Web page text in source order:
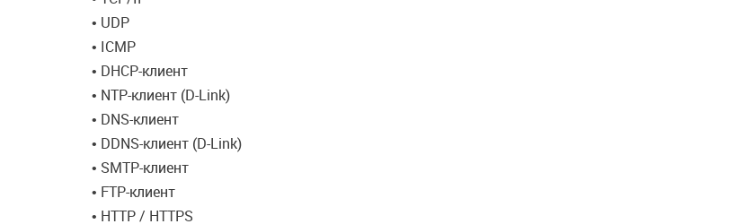
• UDP
• ICMP
• DHCP-клиент
• NTP-клиент (D-Link)
• DNS-клиент
• DDNS-клиент (D-Link)
• SMTP-клиент
• FTP-клиент
• HTTP / HTTPS